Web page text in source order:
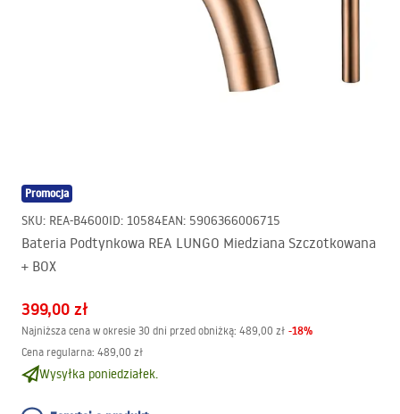
Promocja
SKU: REA-B4600ID: 10584EAN: 5906366006715
Bateria Podtynkowa REA LUNGO Miedziana Szczotkowana
+ BOX
399,00 zł
Najniższa cena w okresie 30 dni przed obniżką: 489,00 zł -18%
Cena regularna: 489,00 zł
Wysyłka poniedziałek.